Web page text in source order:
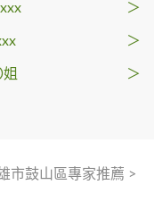
＞
＞
姐 ＞
市鼓山區專家推薦 >